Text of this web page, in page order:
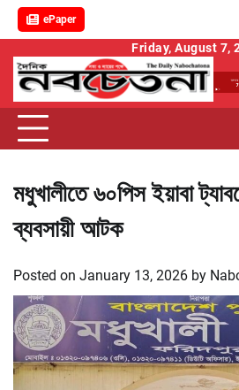
ePaper
content
Friday, August 7,
মধুখালীতে ৬০পিস ইয়াবা
ব্যবসায়ী আটক
Posted on January 13, 2026 by